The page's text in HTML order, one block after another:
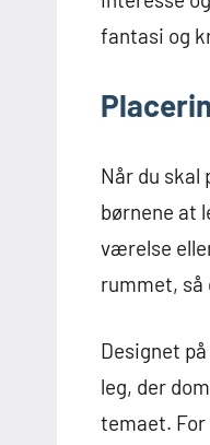
fantasi og
Når du
børnene at
værelse
rummet,
Designet
leg, der
temaet.